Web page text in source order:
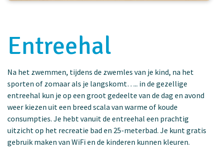
Entreehal
Na het zwemmen, tijdens de zwemles van je kind, na het
sporten of zomaar als je langskomt….. in de gezellige
entreehal kun je op een groot gedeelte van de dag en avond
weer kiezen uit een breed scala van warme of koude
consumpties. Je hebt vanuit de entreehal een prachtig
uitzicht op het recreatie bad en 25-meterbad. Je kunt gratis
gebruik maken van WiFi en de kinderen kunnen kleuren.